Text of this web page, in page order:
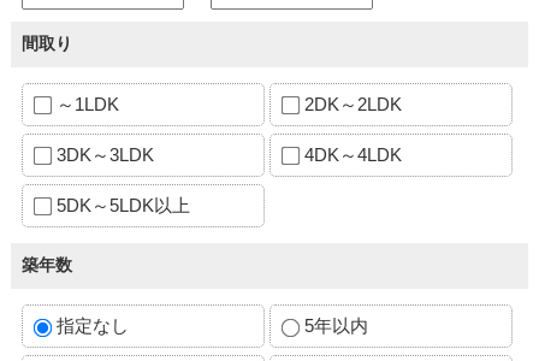
間取り
～1LDK 2DK～2LDK
3DK～3LDK 4DK～4LDK
5DK～5LDK以上
築年数
指定なし 5年以内